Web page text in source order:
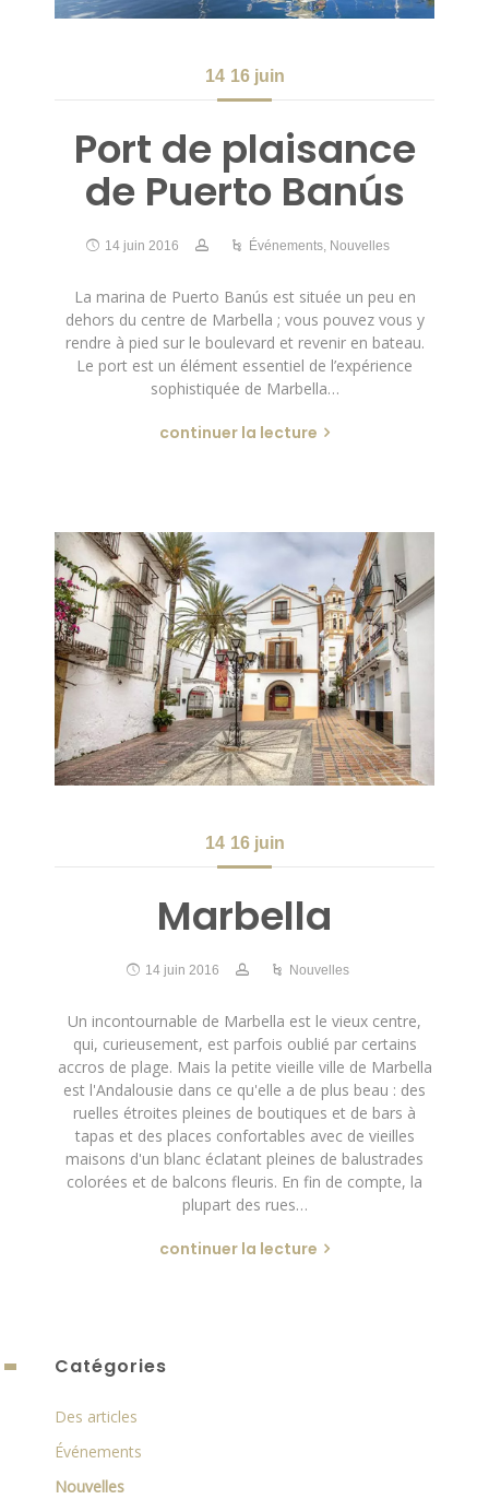
14 16 juin
Port de plaisance
de Puerto Banús
14 juin 2016 Événements, Nouvelles
La marina de Puerto Banús est située un peu en
dehors du centre de Marbella ; vous pouvez vous y
rendre à pied sur le boulevard et revenir en bateau.
Le port est un élément essentiel de l’expérience
sophistiquée de Marbella…
continuer la lecture
14 16 juin
Marbella
14 juin 2016 Nouvelles
Un incontournable de Marbella est le vieux centre,
qui, curieusement, est parfois oublié par certains
accros de plage. Mais la petite vieille ville de Marbella
est l'Andalousie dans ce qu'elle a de plus beau : des
ruelles étroites pleines de boutiques et de bars à
tapas et des places confortables avec de vieilles
maisons d'un blanc éclatant pleines de balustrades
colorées et de balcons fleuris. En fin de compte, la
plupart des rues…
continuer la lecture
Catégories
Des articles
Événements
Nouvelles